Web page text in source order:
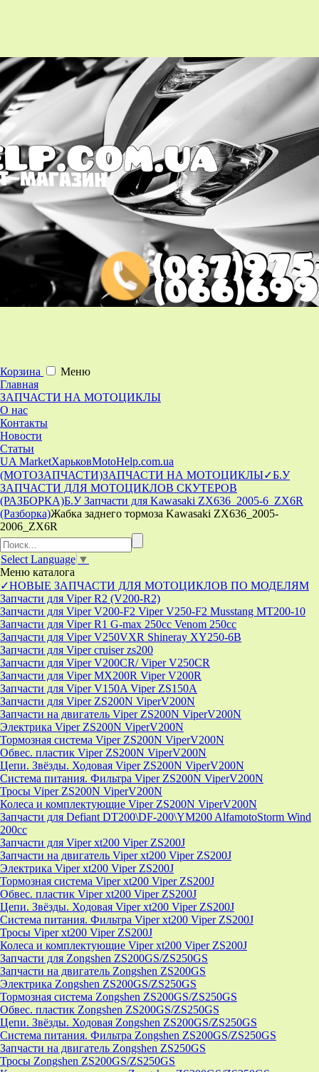
Корзина
Меню
Главная
ЗАПЧАСТИ НА МОТОЦИКЛЫ
О нас
Контакты
Новости
Статьи
UA MarketХарьковMotoHelp.com.ua
(МОТОЗАПЧАСТИ)ЗАПЧАСТИ НА МОТОЦИКЛЫ✓Б.У
ЗАПЧАСТИ ДЛЯ МОТОЦИКЛОВ СКУТЕРОВ
(РАЗБОРКА)Б.У Запчасти для Kawasaki ZX636_2005-6_ZX6R
(Разборка)Жабка заднего тормоза Kawasaki ZX636_2005-
2006_ZX6R
Select Language ▼
Меню каталога
✓НОВЫЕ ЗАПЧАСТИ ДЛЯ МОТОЦИКЛОВ ПО МОДЕЛЯМ
Запчасти для Viper R2 (V200-R2)
Запчасти для Viper V200-F2 Viper V250-F2 Musstang MT200-10
Запчасти для Viper R1 G-max 250cc Venom 250cc
Запчасти для Viper V250VXR Shineray XY250-6B
Запчасти для Viper cruiser zs200
Запчасти для Viper V200CR/ Viper V250CR
Запчасти для Viper MX200R Viper V200R
Запчасти для Viper V150A Viper ZS150A
Запчасти для Viper ZS200N ViperV200N
Запчасти на двигатель Viper ZS200N ViperV200N
Электрика Viper ZS200N ViperV200N
Тормозная система Viper ZS200N ViperV200N
Обвес. пластик Viper ZS200N ViperV200N
Цепи. Звёзды. Ходовая Viper ZS200N ViperV200N
Система питания. Фильтра Viper ZS200N ViperV200N
Тросы Viper ZS200N ViperV200N
Колеса и комплектующие Viper ZS200N ViperV200N
Запчасти для Defiant DT200\DF-200\YM200 AlfamotoStorm Wind
200cc
Запчасти для Viper xt200 Viper ZS200J
Запчасти на двигатель Viper xt200 Viper ZS200J
Электрика Viper xt200 Viper ZS200J
Тормозная система Viper xt200 Viper ZS200J
Обвес. пластик Viper xt200 Viper ZS200J
Цепи. Звёзды. Ходовая Viper xt200 Viper ZS200J
Система питания. Фильтра Viper xt200 Viper ZS200J
Тросы Viper xt200 Viper ZS200J
Колеса и комплектующие Viper xt200 Viper ZS200J
Запчасти для Zongshen ZS200GS/ZS250GS
Запчасти на двигатель Zongshen ZS200GS
Электрика Zongshen ZS200GS/ZS250GS
Тормозная система Zongshen ZS200GS/ZS250GS
Обвес. пластик Zongshen ZS200GS/ZS250GS
Цепи. Звёзды. Ходовая Zongshen ZS200GS/ZS250GS
Система питания. Фильтра Zongshen ZS200GS/ZS250GS
Запчасти на двигатель Zongshen ZS250GS
Тросы Zongshen ZS200GS/ZS250GS